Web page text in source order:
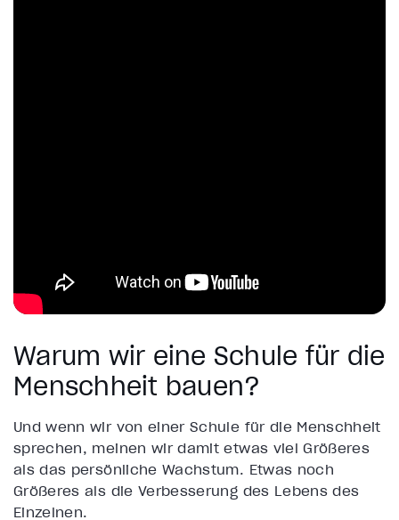
Warum wir eine Schule für die
Menschheit bauen?
Und wenn wir von einer Schule für die Menschheit
sprechen, meinen wir damit etwas viel Größeres
als das persönliche Wachstum. Etwas noch
Größeres als die Verbesserung des Lebens des
Einzelnen.